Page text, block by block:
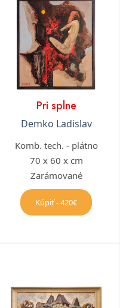
Pri splne
Demko Ladislav
Komb. tech. - plátno
70 x 60 x cm
Zarámované
Kúpiť - 420€